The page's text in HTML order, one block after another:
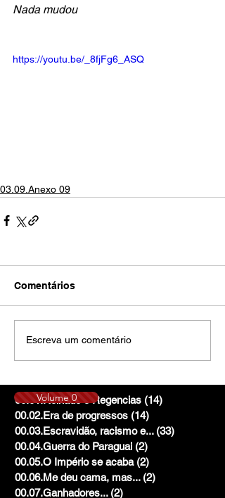
Nada mudou
https://youtu.be/_8fjFg6_ASQ
03.09.Anexo 09
Comentários
Escreva um comentário
00.01.Reinado e Regencias (14)
00.02.Era de progressos (14)
00.03.Escravidão, racismo e... (33)
00.04.Guerra do Paraguai (2)
00.05.O Império se acaba (2)
00.06.Me deu cama, mas... (2)
00.07.Ganhadores... (2)
Volume 0